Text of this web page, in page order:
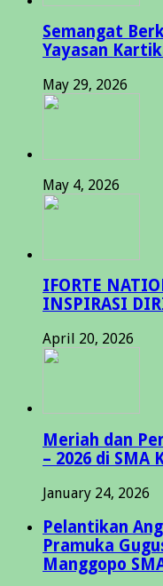
Semangat
Yayasan
May 29, 2026
May 4, 2026
IFORTE
INSPIRASI
April 20, 2026
Meriah dan
– 2026 di SMA
January 24, 2026
Pelantikan
Pramuka
Manggopo